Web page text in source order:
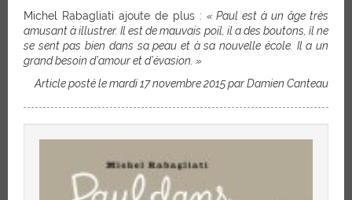
Michel Rabagliati ajoute de plus : « Paul est à un âge très
amusant à illustrer. Il est de mauvais poil, il a des boutons, il ne
se sent pas bien dans sa peau et à sa nouvelle école. Il a un
grand besoin d’amour et d’évasion. »
Article posté le mardi 17 novembre 2015 par Damien Canteau